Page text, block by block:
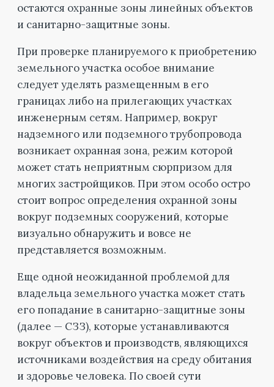
остаются охранные зоны линейных объектов
и санитарно-защитные зоны.
При проверке планируемого к приобретению
земельного участка особое внимание
следует уделять размещенным в его
границах либо на прилегающих участках
инженерным сетям. Например, вокруг
надземного или подземного трубопровода
возникает охранная зона, режим которой
может стать неприятным сюрпризом для
многих застройщиков. При этом особо остро
стоит вопрос определения охранной зоны
вокруг подземных сооружений, которые
визуально обнаружить и вовсе не
представляется возможным.
Еще одной неожиданной проблемой для
владельца земельного участка может стать
его попадание в санитарно-защитные зоны
(далее — СЗЗ), которые устанавливаются
вокруг объектов и производств, являющихся
источниками воздействия на среду обитания
и здоровье человека. По своей сути